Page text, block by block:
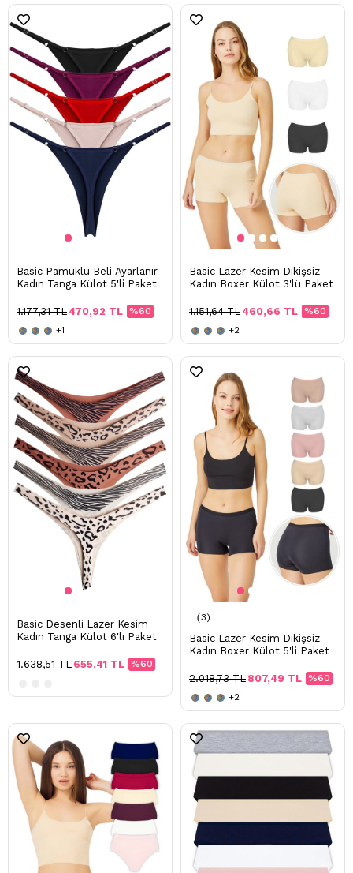
Basic Pamuklu Beli Ayarlanır
Kadın Tanga Külot 5'li Paket
%60
470,92 TL
1.177,31 TL
+1
Basic Lazer Kesim Dikişsiz
Kadın Boxer Külot 3'lü Paket
%60
460,66 TL
1.151,64 TL
+2
Basic Desenli Lazer Kesim
Kadın Tanga Külot 6'lı Paket
%60
655,41 TL
1.638,51 TL
3
Basic Lazer Kesim Dikişsiz
Kadın Boxer Külot 5'li Paket
%60
807,49 TL
2.018,73 TL
+2